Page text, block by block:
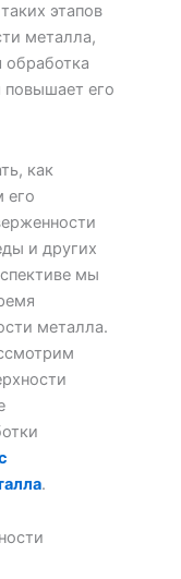
этапов
металла,
обработка
повышает его
как
его
и других
мы
металла.
.